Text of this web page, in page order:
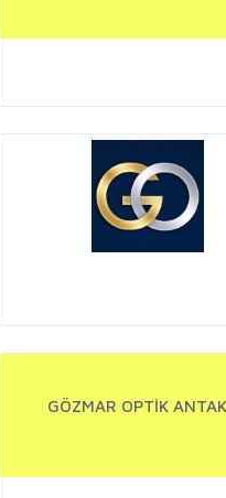
GÖZMAR OPTİK